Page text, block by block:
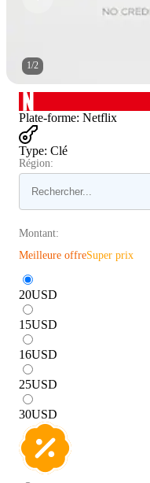
1/2
Plate-forme: Netflix
Type: Clé
Région:
Montant:
Meilleure offreSuper prix
20USD
15USD
16USD
25USD
30USD